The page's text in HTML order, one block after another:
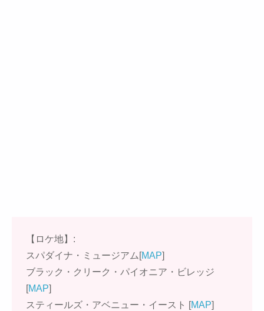
【ロケ地】:
スパダイナ・ミュージアム[MAP]
ブラック・クリーク・パイオニア・ビレッジ
[MAP]
スティールズ・アベニュー・イースト [MAP]